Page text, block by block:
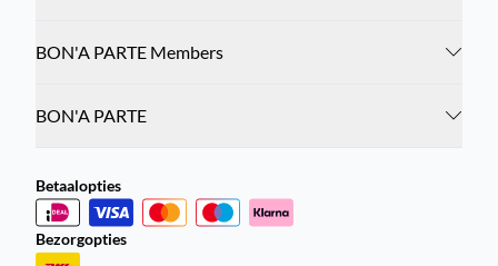
BON'A PARTE Members
BON'A PARTE
Betaalopties
Bezorgopties